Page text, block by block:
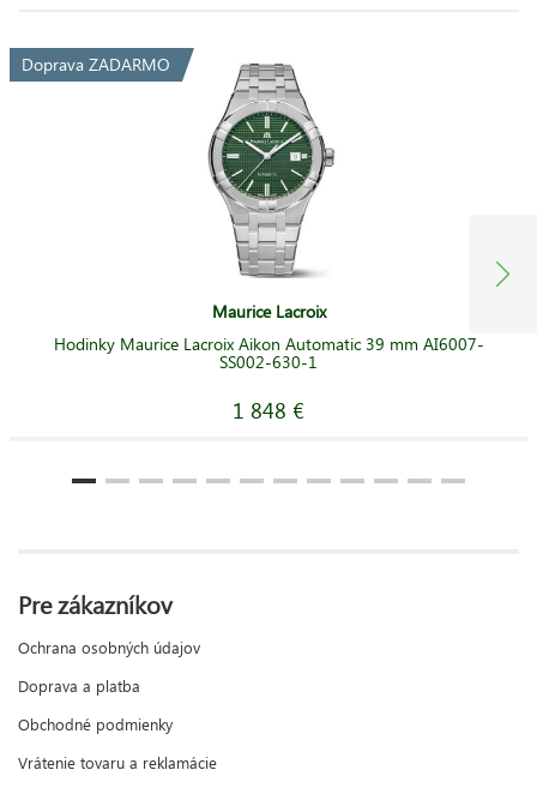
Doprava ZADARMO
Maurice Lacroix
Hodinky Maurice Lacroix Aikon Automatic 39 mm AI6007-
SS002-630-1
1 848 €
Pre zákazníkov
Ochrana osobných údajov
Doprava a platba
Obchodné podmienky
Vrátenie tovaru a reklamácie